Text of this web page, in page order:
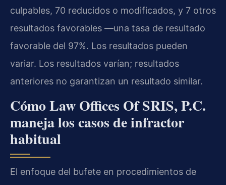
culpables, 70 reducidos o modificados, y 7 otros
resultados favorables —una tasa de resultado
favorable del 97%. Los resultados pueden
variar. Los resultados varían; resultados
anteriores no garantizan un resultado similar.
Cómo Law Offices Of SRIS, P.C.
maneja los casos de infractor
habitual
El enfoque del bufete en procedimientos de